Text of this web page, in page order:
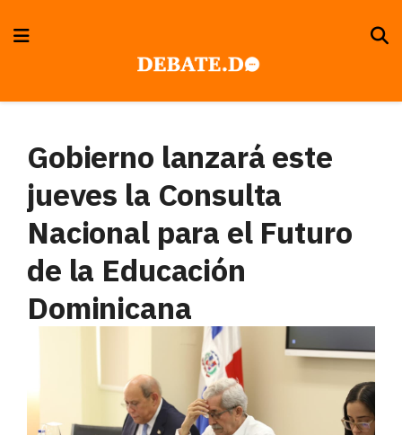
Gobierno lanzará este
jueves la Consulta
Nacional para el Futuro
de la Educación
Dominicana